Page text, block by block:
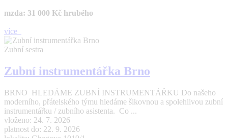
mzda: 31 000 Kč hrubého
více
Zubní sestra
Zubní instrumentářka Brno
BRNO HLEDÁME ZUBNÍ INSTRUMENTÁŘKU Do našeho
moderního, přátelského týmu hledáme šikovnou a spolehlivou zubní
instrumentářku / zubního asistenta. Co ...
vloženo: 24. 7. 2026
platnost do: 22. 9. 2026